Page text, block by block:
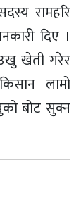
रामहरि
दिए ।
खेती गरेर
लामो
बोट सुक्न